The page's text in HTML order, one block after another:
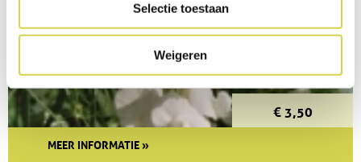
Selectie toestaan
Weigeren
€ 3,50
MEER INFORMATIE »